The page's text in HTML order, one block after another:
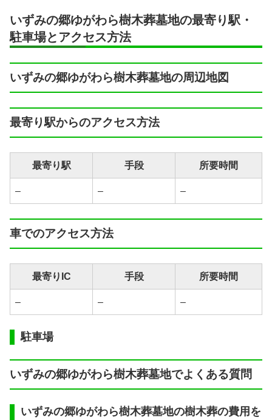
いずみの郷ゆがわら樹木葬墓地の最寄り駅・
駐車場とアクセス方法
いずみの郷ゆがわら樹木葬墓地の周辺地図
最寄り駅からのアクセス方法
最寄り駅 手段 所要時間
– – –
車でのアクセス方法
最寄りIC 手段 所要時間
– – –
駐車場
いずみの郷ゆがわら樹木葬墓地でよくある質問
いずみの郷ゆがわら樹木葬墓地の樹木葬の費用を